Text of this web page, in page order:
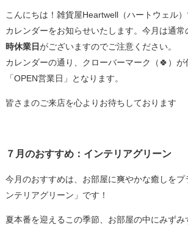
こんにちは！雑貨屋Heartwell（ハートウェル
カレンダーをお知らせいたします。今月は通常
時休業日がございますのでご注意ください。
カレンダーの通り、クローバーマーク（🍀）が
「OPEN営業日」となります。
皆さまのご来店を心よりお待ちしております
７月のおすすめ：インテリアグリーン
今月のおすすめは、お部屋に爽やかな癒しをプ
ンテリアグリーン」です！
夏本番を迎えるこの季節、お部屋の中にみずみ